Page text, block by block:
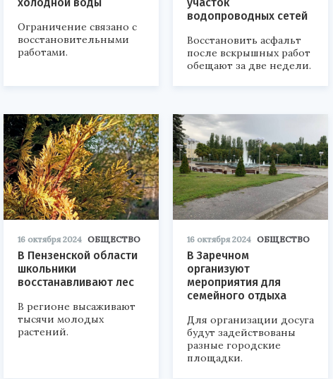
Ограничение связано с
восстановительными
работами.
водопроводных сетей
Восстановить асфальт
после вскрышных работ
обещают за две недели.
16 октября 2024 ОБЩЕСТВО
В Пензенской области
школьники
восстанавливают лес
В регионе высаживают
тысячи молодых
растений.
16 октября 2024 ОБЩЕСТВО
В Заречном
организуют
мероприятия для
семейного отдыха
Для организации досуга
будут задействованы
разные городские
площадки.